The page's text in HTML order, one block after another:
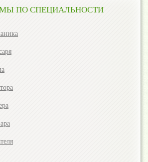
ПО СПЕЦИАЛЬНОСТИ